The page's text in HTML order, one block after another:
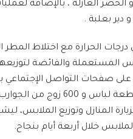
بعلبة .
درجات الحرارة مع اختلاط
المستعملة والفائضة
على صفحات التواصل
المنازل وتوزيع الملابس،
خلال أربعة أيام بنجاح.